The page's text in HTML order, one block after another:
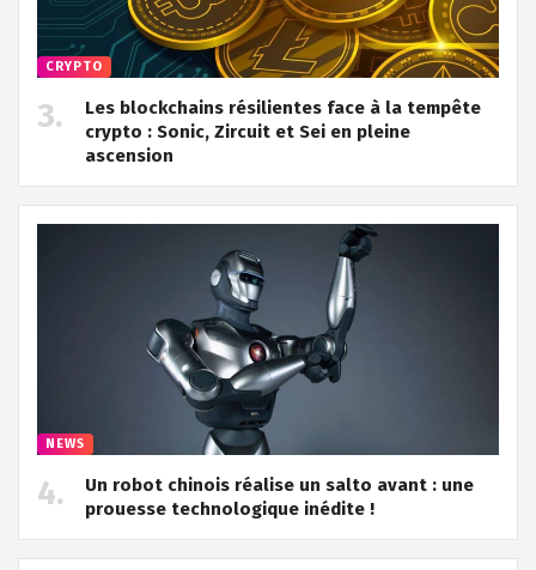
CRYPTO
Les blockchains résilientes face à la tempête
crypto : Sonic, Zircuit et Sei en pleine
ascension
NEWS
Un robot chinois réalise un salto avant : une
prouesse technologique inédite !